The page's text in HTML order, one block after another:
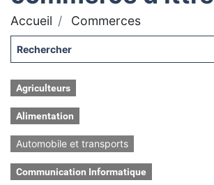
Accueil Commerces
Agriculteurs
Alimentation
Automobile et transports
Communication Informatique